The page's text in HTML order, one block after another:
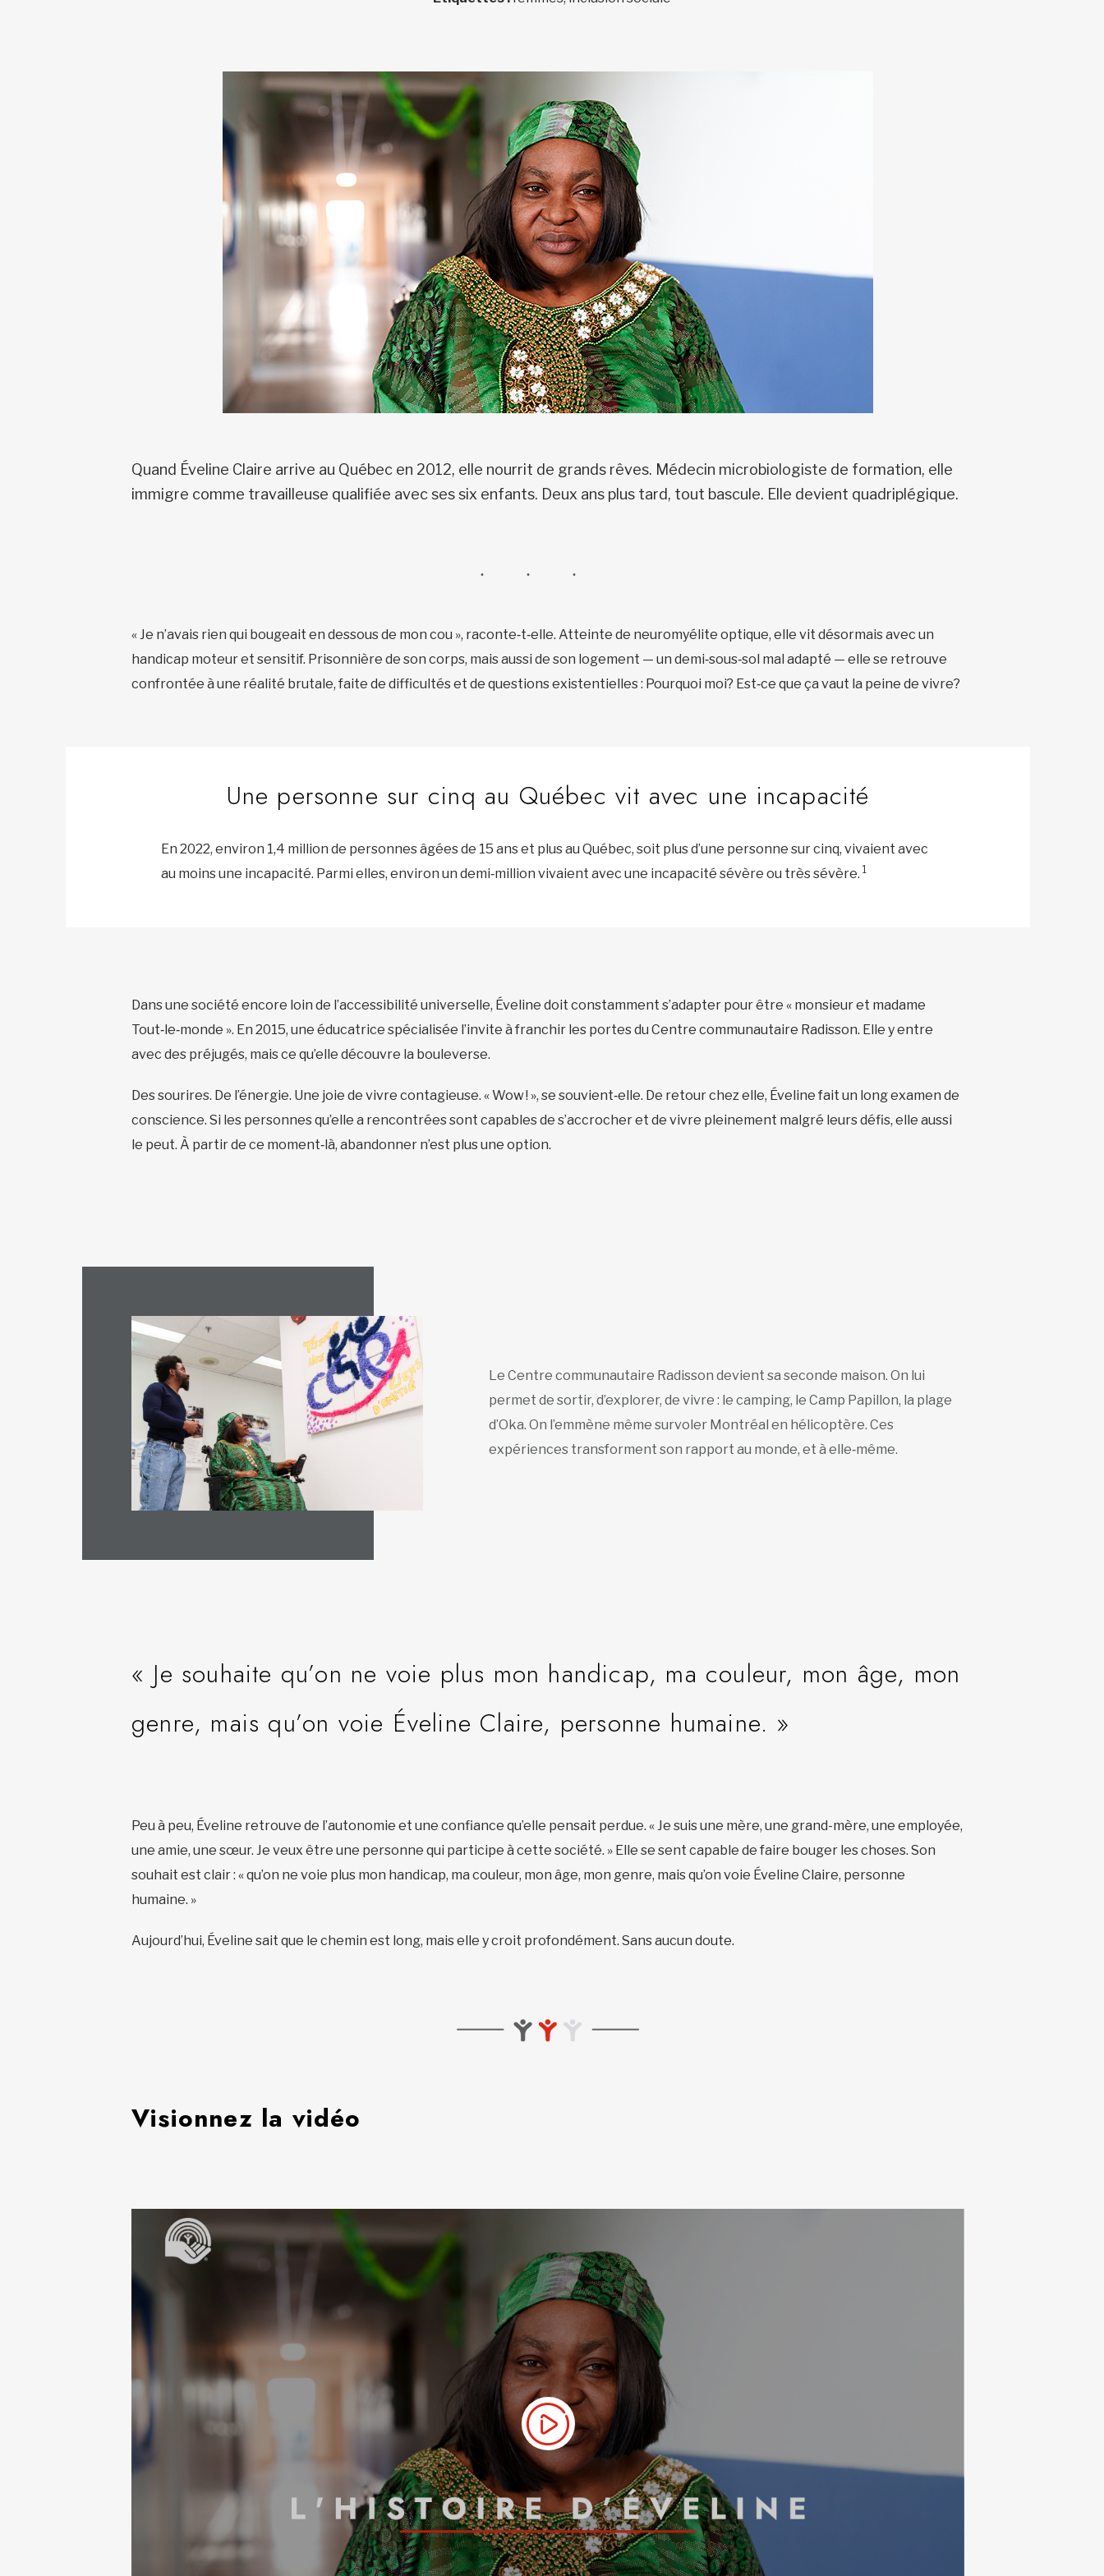
Quand Éveline Claire arrive au Québec en 2012, elle nourrit de grands rêves. Médecin microbiologiste de formation, elle
immigre comme travailleuse qualifiée avec ses six enfants. Deux ans plus tard, tout bascule. Elle devient quadriplégique.
« Je n’avais rien qui bougeait en dessous de mon cou », raconte‑t‑elle. Atteinte de neuromyélite optique, elle vit désormais avec un
handicap moteur et sensitif. Prisonnière de son corps, mais aussi de son logement — un demi‑sous‑sol mal adapté — elle se retrouve
confrontée à une réalité brutale, faite de difficultés et de questions existentielles : Pourquoi moi? Est‑ce que ça vaut la peine de vivre?
Une personne sur cinq au Québec vit avec une incapacité
En 2022, environ 1,4 million de personnes âgées de 15 ans et plus au Québec, soit plus d’une personne sur cinq, vivaient avec
au moins une incapacité. Parmi elles, environ un demi‑million vivaient avec une incapacité sévère ou très sévère. 1
Dans une société encore loin de l’accessibilité universelle, Éveline doit constamment s’adapter pour être « monsieur et madame
Tout‑le‑monde ». En 2015, une éducatrice spécialisée l’invite à franchir les portes du Centre communautaire Radisson. Elle y entre
avec des préjugés, mais ce qu’elle découvre la bouleverse.
Des sourires. De l’énergie. Une joie de vivre contagieuse. « Wow ! », se souvient‑elle. De retour chez elle, Éveline fait un long examen de
conscience. Si les personnes qu’elle a rencontrées sont capables de s’accrocher et de vivre pleinement malgré leurs défis, elle aussi
le peut. À partir de ce moment‑là, abandonner n’est plus une option.
Le Centre communautaire Radisson devient sa seconde maison. On lui
permet de sortir, d’explorer, de vivre : le camping, le Camp Papillon, la plage
d’Oka. On l’emmène même survoler Montréal en hélicoptère. Ces
expériences transforment son rapport au monde, et à elle‑même.
« Je souhaite qu’on ne voie plus mon handicap, ma couleur, mon âge, mon
genre, mais qu’on voie Éveline Claire, personne humaine. »
Peu à peu, Éveline retrouve de l’autonomie et une confiance qu’elle pensait perdue. « Je suis une mère, une grand-mère, une employée,
une amie, une sœur. Je veux être une personne qui participe à cette société. » Elle se sent capable de faire bouger les choses. Son
souhait est clair : « qu’on ne voie plus mon handicap, ma couleur, mon âge, mon genre, mais qu’on voie Éveline Claire, personne
humaine. »
Aujourd’hui, Éveline sait que le chemin est long, mais elle y croit profondément. Sans aucun doute.
Visionnez la vidéo